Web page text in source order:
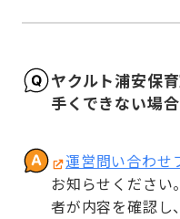
ヤクルト浦安保
手くできない場
運営問い合わせ
お知らせください
者が内容を確認し